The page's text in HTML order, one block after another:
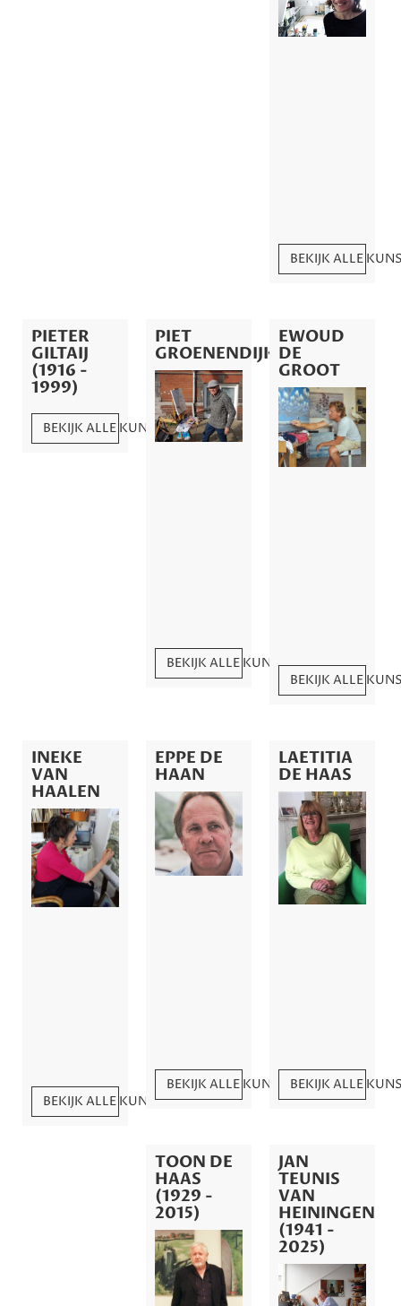
BEKIJK ALLE
PIETER
GILTAIJ
(1916 -
1999)
BEKIJK ALLE KUNSTWERKEN
PIET
GROENENDIJK
BEKIJK ALLE KUNSTWERKEN
EWOUD
DE
GROOT
BEKIJK ALLE
INEKE
VAN
HAALEN
BEKIJK ALLE KUNSTWERKEN
EPPE DE
HAAN
BEKIJK ALLE KUNSTWERKEN
LAETITIA
DE HAAS
BEKIJK ALLE
TOON DE
HAAS
(1929 -
2015)
JAN
TEUNIS
VAN
HEININGEN
(1941 -
2025)